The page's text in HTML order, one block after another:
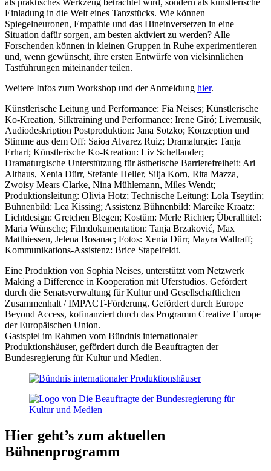
als praktisches Werkzeug betrachtet wird, sondern als künstlerische
Einladung in die Welt eines Tanzstücks. Wie können
Spiegelneuronen, Empathie und das Hineinversetzen in eine
Situation dafür sorgen, am besten aktiviert zu werden? Alle
Forschenden können in kleinen Gruppen in Ruhe experimentieren
und, wenn gewünscht, ihre ersten Entwürfe von vielsinnlichen
Tastführungen miteinander teilen.
Weitere Infos zum Workshop und der Anmeldung hier.
Künstlerische Leitung und Performance: Fia Neises; Künstlerische
Ko-Kreation, Silktraining und Performance: Irene Giró; Livemusik,
Audiodeskription Postproduktion: Jana Sotzko; Konzeption und
Stimme aus dem Off: Saioa Alvarez Ruiz; Dramaturgie: Tanja
Erhart; Künstlerische Ko-Kreation: Liv Schellander;
Dramaturgische Unterstützung für ästhetische Barrierefreiheit: Ari
Althaus, Xenia Dürr, Stefanie Heller, Silja Korn, Rita Mazza,
Zwoisy Mears Clarke, Nina Mühlemann, Miles Wendt;
Produktionsleitung: Olivia Hotz; Technische Leitung: Lola Tseytlin;
Bühnenbild: Lea Kissing; Assistenz Bühnenbild: Mareike Kraatz:
Lichtdesign: Gretchen Blegen; Kostüm: Merle Richter; Überalltitel:
Maria Wünsche; Filmdokumentation: Tanja Brzaković, Max
Matthiessen, Jelena Bosanac; Fotos: Xenia Dürr, Mayra Wallraff;
Kommunikations-Assistenz: Brice Stapelfeldt.
Eine Produktion von Sophia Neises, unterstützt vom Netzwerk
Making a Difference in Kooperation mit Uferstudios. Gefördert
durch die Senatsverwaltung für Kultur und Gesellschaftlichen
Zusammenhalt / IMPACT-Förderung. Gefördert durch Europe
Beyond Access, kofinanziert durch das Programm Creative Europe
der Europäischen Union.
Gastspiel im Rahmen vom Bündnis internationaler
Produktionshäuser, gefördert durch die Beauftragten der
Bundesregierung für Kultur und Medien.
Hier geht’s zum aktuellen
Bühnenprogramm